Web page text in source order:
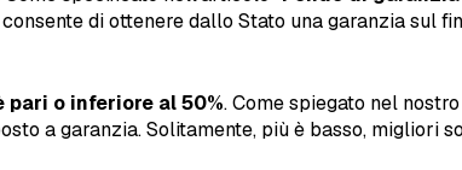
di ottenere dallo Stato una garanzia sul
pari o inferiore al 50%. Come spiegato nel nostro
a garanzia. Solitamente, più è basso, migliori